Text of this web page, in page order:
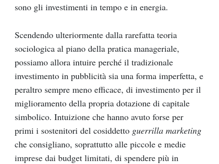
sono gli investimenti in tempo e in energia.
Scendendo ulteriormente dalla rarefatta teoria
sociologica al piano della pratica manageriale,
possiamo allora intuire perché il tradizionale
investimento in pubblicità sia una forma imperfetta, e
peraltro sempre meno efficace, di investimento per il
miglioramento della propria dotazione di capitale
simbolico. Intuizione che hanno avuto forse per
primi i sostenitori del cosiddetto guerrilla marketing
che consigliano, soprattutto alle piccole e medie
imprese dai budget limitati, di spendere più in